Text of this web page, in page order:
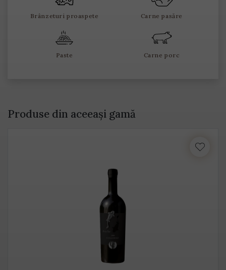
Brânzeturi proaspete Carne pasăre
Paste Carne porc
Produse din aceeași gamă